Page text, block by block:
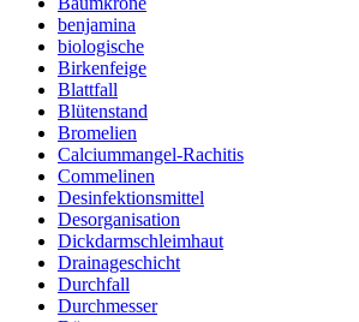
benjamina
biologische
Birkenfeige
Blattfall
Blütenstand
Bromelien
Calciummangel-Rachitis
Commelinen
Desinfektionsmittel
Desorganisation
Dickdarmschleimhaut
Drainageschicht
Durchfall
Durchmesser